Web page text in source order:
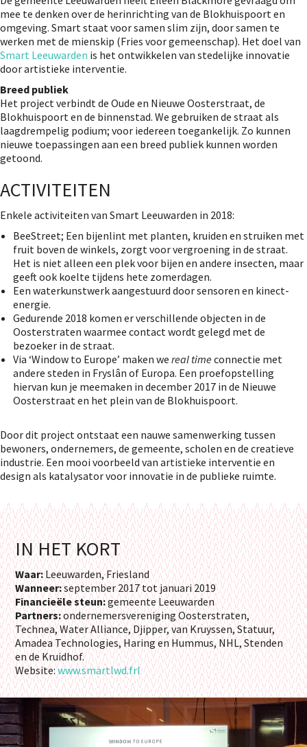
mee te denken over de herinrichting van de Blokhuispoort en
omgeving. Smart staat voor samen slim zijn, door samen te
werken met de mienskip (Fries voor gemeenschap). Het doel van
Smart Leeuwarden is het ontwikkelen van stedelijke innovatie
door artistieke interventie.
Breed publiek
Het project verbindt de Oude en Nieuwe Oosterstraat, de
Blokhuispoort en de binnenstad. We gebruiken de straat als
laagdrempelig podium; voor iedereen toegankelijk. Zo kunnen
nieuwe toepassingen aan een breed publiek kunnen worden
getoond.
ACTIVITEITEN
Enkele activiteiten van Smart Leeuwarden in 2018:
BeeStreet; Een bijenlint met planten, kruiden en struiken met
fruit boven de winkels, zorgt voor vergroening in de straat.
Het is niet alleen een plek voor bijen en andere insecten, maar
geeft ook koelte tijdens hete zomerdagen.
Een waterkunstwerk aangestuurd door sensoren en kinect-
energie.
Gedurende 2018 komen er verschillende objecten in de
Oosterstraten waarmee contact wordt gelegd met de
bezoeker in de straat.
Via ‘Window to Europe’ maken wereal timeconnectie met
andere steden in Fryslân of Europa. Een proefopstelling
hiervan kun je meemaken in december 2017 in de Nieuwe
Oosterstraat en het plein van de Blokhuispoort.
Door dit project ontstaat een nauwe samenwerking tussen
bewoners, ondernemers, de gemeente, scholen en de creatieve
industrie. Een mooi voorbeeld van artistieke interventie en
design als katalysator voor innovatie in de publieke ruimte.
IN HET KORT
Waar:Leeuwarden, Friesland
Wanneer:september 2017 tot januari 2019
Financieële steun:gemeente Leeuwarden
Partners:ondernemersvereniging Oosterstraten,
Technea, Water Alliance, Djipper, van Kruyssen, Statuur,
Amadea Technologies, Haring en Hummus, NHL, Stenden
en de Kruidhof.
Website:www.smartlwd.frl